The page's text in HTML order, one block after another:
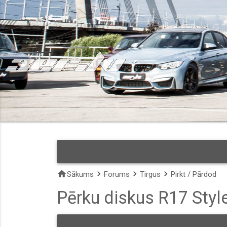
homeSākums keyboard_arrow_right Forums keyboard_arrow_right Tirgus keyboard_arrow_right Pirkt / Pārdod
Pērku diskus R17